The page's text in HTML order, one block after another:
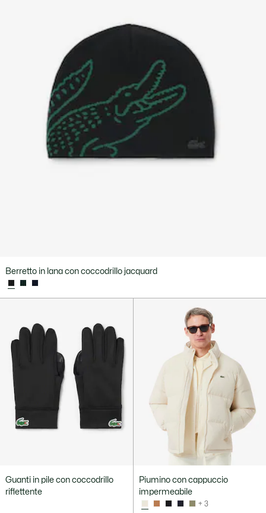
Berretto in lana con coccodrillo jacquard
Guanti in pile con coccodrillo
riflettente
Piumino con cappuccio
impermeabile
+ 3